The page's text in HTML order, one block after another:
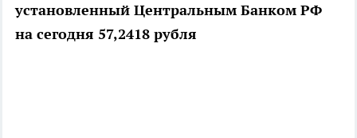
установленный Центральным Банком РФ
на сегодня 57,2418 рубля